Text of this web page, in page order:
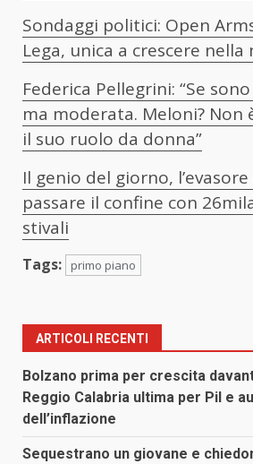
Sondaggi politici: Open
Lega, unica a crescere nella
Federica Pellegrini: “Se
ma moderata. Meloni? Non
il suo ruolo da donna”
Il genio del giorno,
passare il confine con
stivali
Tags: primo piano
ARTICOLI RECENTI
Bolzano prima per crescita
Reggio Calabria ultima per Pil e
dell’inflazione
Sequestrano un giovane e